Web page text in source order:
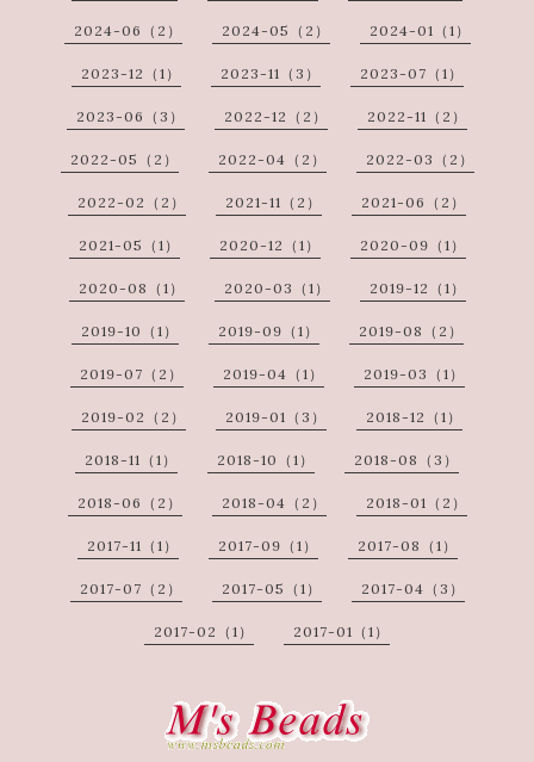
2024-06（2） 2024-05（2） 2024-01（1）
2023-12（1） 2023-11（3） 2023-07（1）
2023-06（3） 2022-12（2） 2022-11（2）
2022-05（2） 2022-04（2） 2022-03（2）
2022-02（2） 2021-11（2） 2021-06（2）
2021-05（1） 2020-12（1） 2020-09（1）
2020-08（1） 2020-03（1） 2019-12（1）
2019-10（1） 2019-09（1） 2019-08（2）
2019-07（2） 2019-04（1） 2019-03（1）
2019-02（2） 2019-01（3） 2018-12（1）
2018-11（1） 2018-10（1） 2018-08（3）
2018-06（2） 2018-04（2） 2018-01（2）
2017-11（1） 2017-09（1） 2017-08（1）
2017-07（2） 2017-05（1） 2017-04（3）
2017-02（1） 2017-01（1）